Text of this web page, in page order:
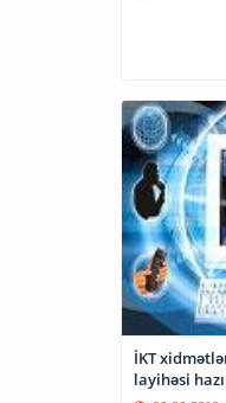
İKT
layihəsi